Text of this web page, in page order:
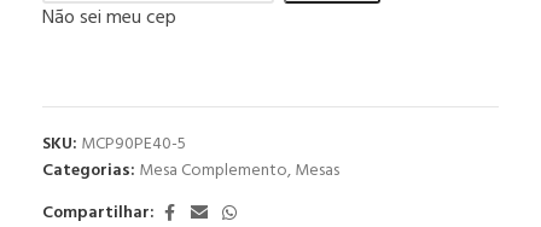
Não sei meu cep
SKU: MCP90PE40-5
Categorias: Mesa Complemento,Mesas
Compartilhar: